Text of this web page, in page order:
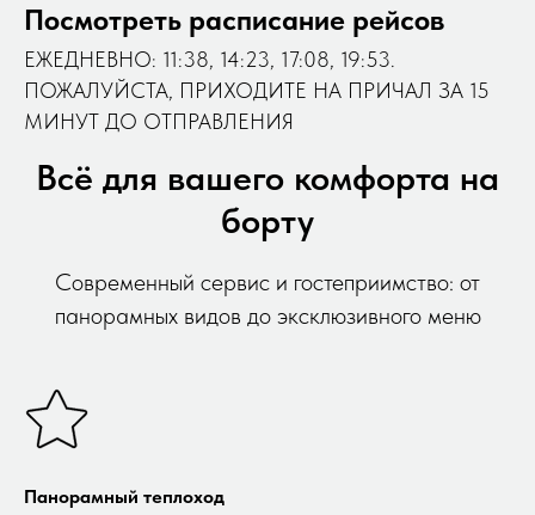
Посмотреть расписание рейсов
ЕЖЕДНЕВНО: 11:38, 14:23, 17:08, 19:53.
ПОЖАЛУЙСТА, ПРИХОДИТЕ НА ПРИЧАЛ ЗА 15
МИНУТ ДО ОТПРАВЛЕНИЯ
Всё для вашего комфорта на
борту
Современный сервис и гостеприимство: от
панорамных видов до эксклюзивного меню
Панорамный теплоход